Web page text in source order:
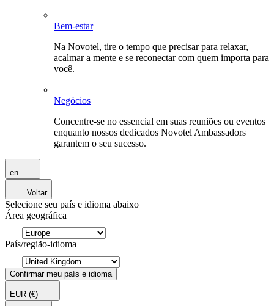
Bem-estar
Na Novotel, tire o tempo que precisar para relaxar,
acalmar a mente e se reconectar com quem importa para
você.
Negócios
Concentre-se no essencial em suas reuniões ou eventos
enquanto nossos dedicados Novotel Ambassadors
garantem o seu sucesso.
en
Voltar
Selecione seu país e idioma abaixo
Área geográfica
País/região-idioma
Confirmar meu país e idioma
EUR (€)